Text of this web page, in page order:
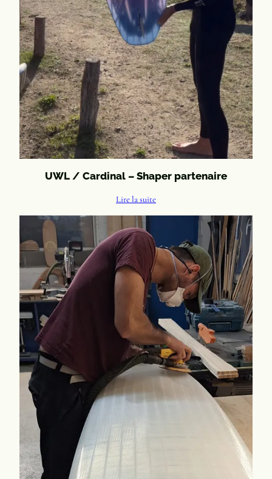
UWL / Cardinal – Shaper partenaire
Lire la suite